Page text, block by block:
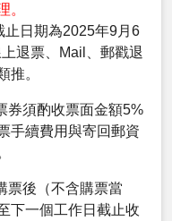
。
止日期為2025年9月6
退票、Mail、郵戳退
推。
券須酌收票面金額5%
手續費用與寄回郵資
票後（不含購票當
下一個工作日截止收